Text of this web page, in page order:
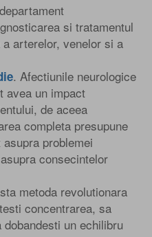
si tratamentul
arterelor, venelor si a
. Afectiunile neurologice
avea un impact
de aceea
completa presupune
problemei
consecintelor
metoda revolutionara
concentrarea, sa
un echilibru